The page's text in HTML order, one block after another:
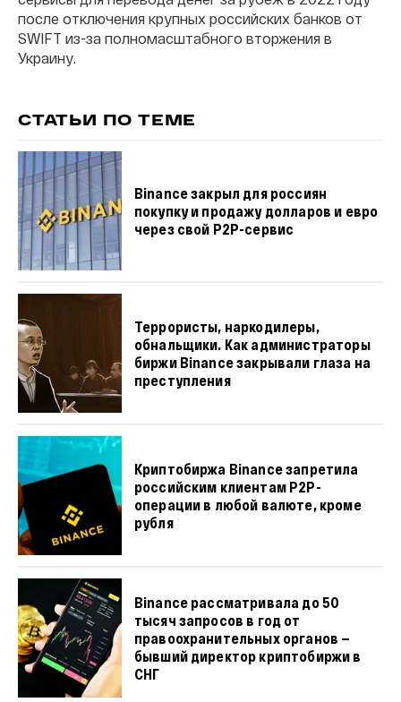
после отключения крупных российских банков от
SWIFT из-за полномасштабного вторжения в
Украину.
СТАТЬИ ПО ТЕМЕ
Binance закрыл для россиян
покупку и продажу долларов и евро
через свой P2P-сервис
Террористы, наркодилеры,
обнальщики. Как администраторы
биржи Binance закрывали глаза на
преступления
Криптобиржа Binance запретила
российским клиентам P2P-
операции в любой валюте, кроме
рубля
Binance рассматривала до 50
тысяч запросов в год от
правоохранительных органов —
бывший директор криптобиржи в
СНГ